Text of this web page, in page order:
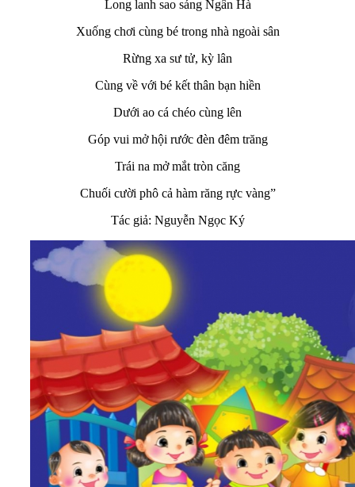
Long lanh sao sáng Ngân Hà
Xuống chơi cùng bé trong nhà ngoài sân
Rừng xa sư tử, kỳ lân
Cùng về với bé kết thân bạn hiền
Dưới ao cá chéo cùng lên
Góp vui mở hội rước đèn đêm trăng
Trái na mở mắt tròn căng
Chuối cười phô cả hàm răng rực vàng”
Tác giả: Nguyễn Ngọc Ký